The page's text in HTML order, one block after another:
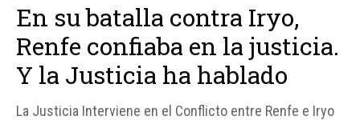
En su batalla contra Iryo,
Renfe confiaba en la justicia.
Y la Justicia ha hablado
La Justicia Interviene en el Conflicto entre Renfe e Iryo